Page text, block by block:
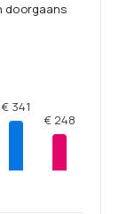
doorgaans
€ 341
€ 248